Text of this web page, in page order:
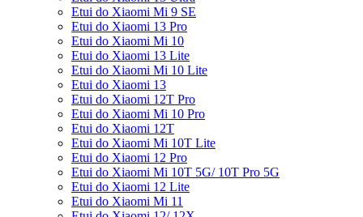
Etui do Xiaomi Mi 9 SE
Etui do Xiaomi 13 Pro
Etui do Xiaomi Mi 10
Etui do Xiaomi 13 Lite
Etui do Xiaomi Mi 10 Lite
Etui do Xiaomi 13
Etui do Xiaomi 12T Pro
Etui do Xiaomi Mi 10 Pro
Etui do Xiaomi 12T
Etui do Xiaomi Mi 10T Lite
Etui do Xiaomi 12 Pro
Etui do Xiaomi Mi 10T 5G/ 10T Pro 5G
Etui do Xiaomi 12 Lite
Etui do Xiaomi Mi 11